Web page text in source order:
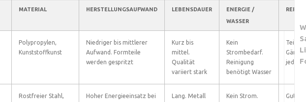
MATERIAL HERSTELLUNGSAUFWAND LEBENSDAUER
ENERGIE /
WASSER
Polypropylen,
Kunststoffkunst
Niedriger bis mittlerer
Aufwand. Formteile
werden gespritzt
Kurz bis
mittel.
Qualität
variiert stark
Kein
Strombedarf.
Reinigung
benötigt Wasser
Teile
jedoch
Rostfreier Stahl,
Hoher Energieeinsatz bei
Lang. Metall
Kein Strom.
Gut.